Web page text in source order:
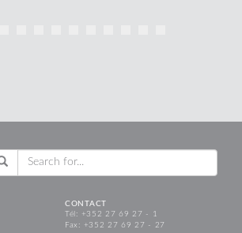
CONTACT
Tél: +352 27 69 27 - 1
Fax: +352 27 69 27 - 27